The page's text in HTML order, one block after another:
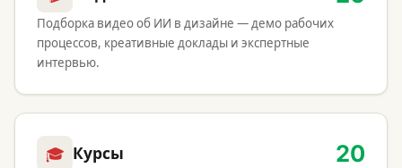
Подборка видео об ИИ в дизайне — демо рабочих
процессов, креативные доклады и экспертные
интервью.
🎓 Курсы 20